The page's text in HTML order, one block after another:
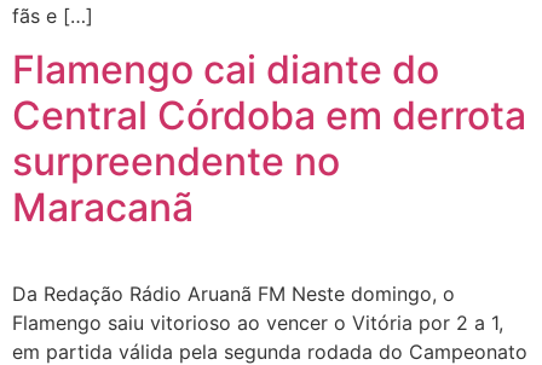
fãs e […]
Flamengo cai diante do
Central Córdoba em derrota
surpreendente no
Maracanã
Da Redação Rádio Aruanã FM Neste domingo, o
Flamengo saiu vitorioso ao vencer o Vitória por 2 a 1,
em partida válida pela segunda rodada do Campeonato